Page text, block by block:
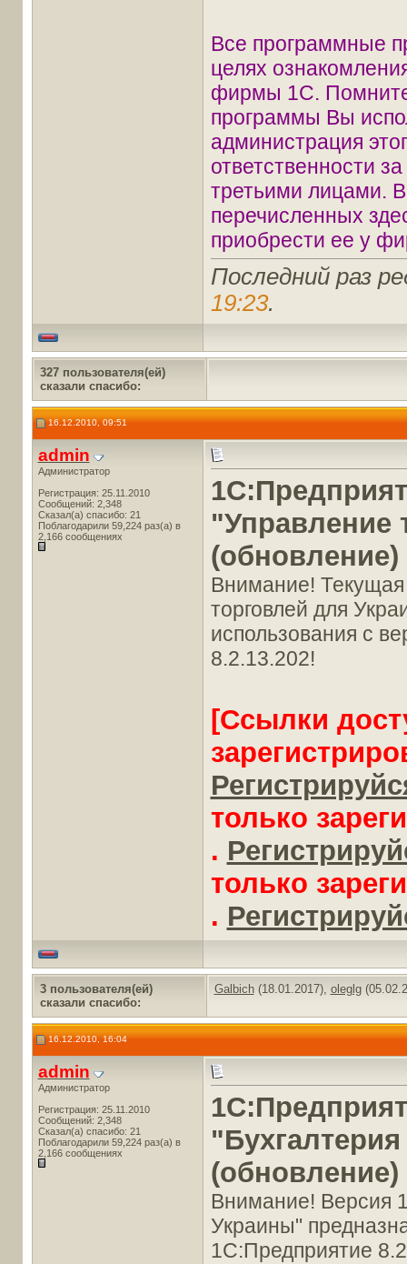
Все программные
целях
фирмы 1С.
программы Вы
администрация
ответственности
третьими лицами.
перечисленных
приобрести ее у
Последний раз
19:23.
327 пользователя(ей)
сказали cпасибо:
16.12.2010, 09:51
admin
Администратор
Регистрация: 25.11.2010
Сообщений: 2,348
Сказал(а) спасибо: 21
Поблагодарили 59,224 раз(а) в
2,166 сообщениях
"Управление
(обновление)
Внимание!
торговлей для
использования с
8.2.13.202!
[Ссылки
только
.
только
.
3 пользователя(ей)
сказали cпасибо:
Galbich(18.01.2017), oleglg
16.12.2010, 16:04
admin
Администратор
Регистрация: 25.11.2010
Сообщений: 2,348
Сказал(а) спасибо: 21
Поблагодарили 59,224 раз(а) в
2,166 сообщениях
Внимание! Версия
Украины"
1С:Предприятие